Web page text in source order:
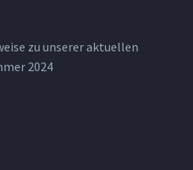
zu unserer aktuellen
2024